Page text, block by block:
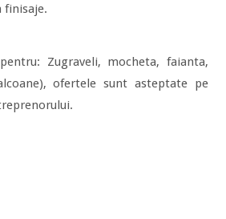
finisaje.
Zugraveli, mocheta, faianta,
ofertele sunt asteptate pe